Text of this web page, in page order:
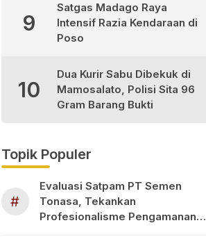
9
Satgas Madago Raya
Intensif Razia Kendaraan di
Poso
10
Dua Kurir Sabu Dibekuk di
Mamosalato, Polisi Sita 96
Gram Barang Bukti
Topik Populer
#
Evaluasi Satpam PT Semen
Tonasa, Tekankan
Profesionalisme Pengamanan